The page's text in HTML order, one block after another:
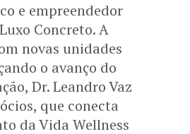
e empreendedor
Concreto. A
novas unidades
o avanço do
Dr. Leandro Vaz
que conecta
da Vida Wellness